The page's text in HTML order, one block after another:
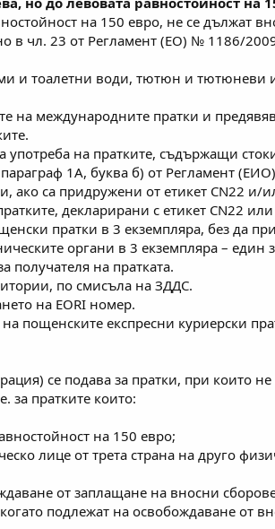
на 150 евро, не се дължат
в чл. 23 от Регламент (ЕО) № 1186/
и тоалетни води, тютюн и тютюневи
на международните пратки и
на пратките, съдържащи
1А, буква б) от Регламент
ако са придружени от етикет СN22
декларирани с етикет CN22
пратки в 3 екземпляра, без да
органи в 3 екземпляра –
получателя на пратката.
по смисъла на ЗДДС.
на EORI номер.
пощенските експресни куриерски
се подава за пратки, при които
за пратките които:
на 150 евро;
лице от трета страна на друго
от заплащане на вносни
подлежат на освобождаване от